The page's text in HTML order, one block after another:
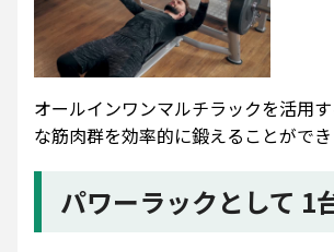
オールインワンマルチラックを活用
な筋肉群を効率的に鍛えることができ
パワーラックとして 1